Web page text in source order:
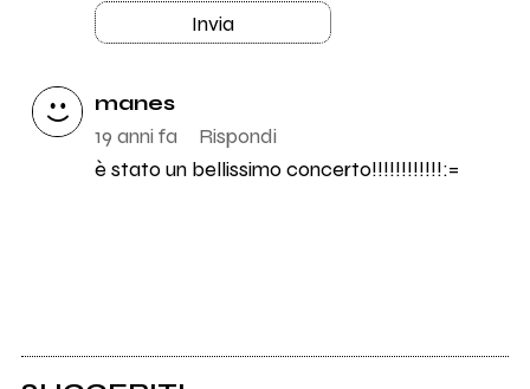
Invia
manes
19 anni fa
Rispondi
è stato un bellissimo concerto!!!!!!!!!!!!:=